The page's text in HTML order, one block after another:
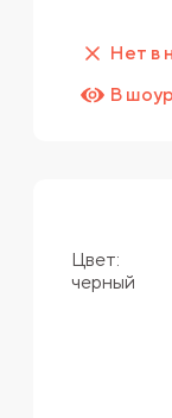
Нет в
В
Цвет:
черный